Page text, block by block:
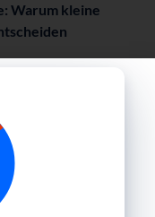
Warum kleine